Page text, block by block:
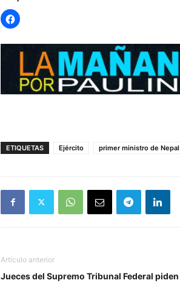
ETIQUETAS Ejército primer ministro de Nepal
Artículo anterior
Jueces del Supremo Tribunal Federal piden